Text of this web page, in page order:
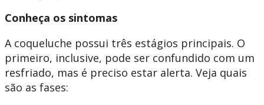
Conheça os sintomas
A coqueluche possui três estágios principais. O
primeiro, inclusive, pode ser confundido com um
resfriado, mas é preciso estar alerta. Veja quais
são as fases: